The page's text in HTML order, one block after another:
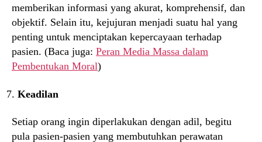
memberikan informasi yang akurat, komprehensif, dan
objektif. Selain itu, kejujuran menjadi suatu hal yang
penting untuk menciptakan kepercayaan terhadap
pasien. (Baca juga: Peran Media Massa dalam
Pembentukan Moral)
Keadilan
Setiap orang ingin diperlakukan dengan adil, begitu
pula pasien-pasien yang membutuhkan perawatan